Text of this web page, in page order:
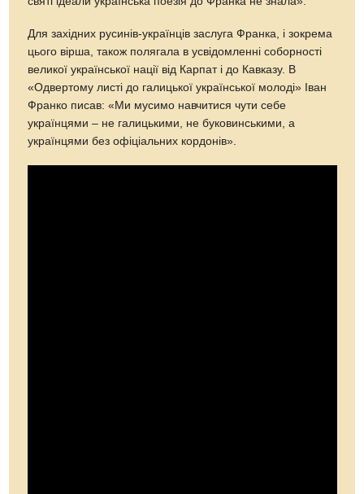
Для західних русинів-українців заслуга Франка, і зокрема
цього вірша, також полягала в усвідомленні соборності
великої української нації від Карпат і до Кавказу. В
«Одвертому листі до галицької української молоді» Іван
Франко писав: «Ми мусимо навчитися чути себе
українцями – не галицькими, не буковинськими, а
українцями без офіціальних кордонів».